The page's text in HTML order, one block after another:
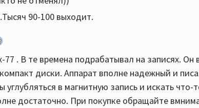
90-100 выходит.
. В те времена подрабатывал на записях. Он
диски. Аппарат вполне надежный и
в магнитную запись и искать что-
достаточно. При покупке обращайте